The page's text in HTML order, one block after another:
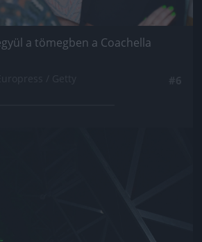
a tömegben a Coachella